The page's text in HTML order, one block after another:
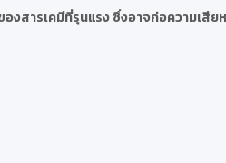
สารเคมีที่รุนแรง ซึ่งอาจก่อความเสี